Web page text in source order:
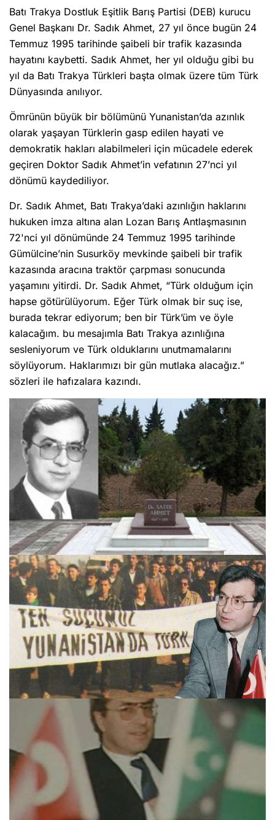
Batı Trakya Dostluk Eşitlik Barış Partisi (DEB) kurucu
Genel Başkanı Dr. Sadık Ahmet, 27 yıl önce bugün 24
Temmuz 1995 tarihinde şaibeli bir trafik kazasında
hayatını kaybetti. Sadık Ahmet, her yıl olduğu gibi bu
yıl da Batı Trakya Türkleri başta olmak üzere tüm Türk
Dünyasında anılıyor.
Ömrünün büyük bir bölümünü Yunanistan’da azınlık
olarak yaşayan Türklerin gasp edilen hayati ve
demokratik hakları alabilmeleri için mücadele ederek
geçiren Doktor Sadık Ahmet’in vefatının 27’nci yıl
dönümü kaydediliyor.
Dr. Sadık Ahmet, Batı Trakya’daki azınlığın haklarını
hukuken imza altına alan Lozan Barış Antlaşmasının
72'nci yıl dönümünde 24 Temmuz 1995 tarihinde
Gümülcine’nin Susurköy mevkinde şaibeli bir trafik
kazasında aracına traktör çarpması sonucunda
yaşamını yitirdi. Dr. Sadık Ahmet, “Türk olduğum için
hapse götürülüyorum. Eğer Türk olmak bir suç ise,
burada tekrar ediyorum; ben bir Türk’üm ve öyle
kalacağım. bu mesajımla Batı Trakya azınlığına
sesleniyorum ve Türk olduklarını unutmamalarını
söylüyorum. Haklarımızı bir gün mutlaka alacağız.”
sözleri ile hafızalara kazındı.